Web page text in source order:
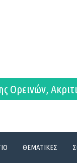
Ορεινών,
ΘΕΜΑΤΙΚΕΣ